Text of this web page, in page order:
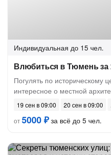
Индивидуальная до 15 чел.
Влюбиться в Тюмень за
Погулять по историческому
интересное о местной
19 сен в 09:00
20 сен в 09:00
от5000 ₽за всё до 5 чел.